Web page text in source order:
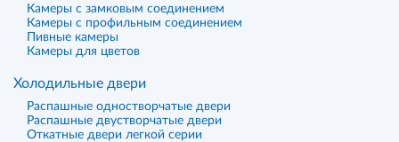
Камеры с замковым соединением
Камеры с профильным соединением
Пивные камеры
Камеры для цветов
Холодильные двери
Распашные одностворчатые двери
Распашные двустворчатые двери
Откатные двери легкой серии